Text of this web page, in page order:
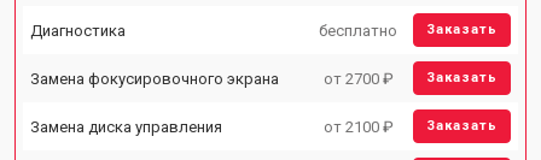
Диагностика бесплатно Заказать
Замена фокусировочного экрана от 2700 ₽ Заказать
Замена диска управления от 2100 ₽ Заказать